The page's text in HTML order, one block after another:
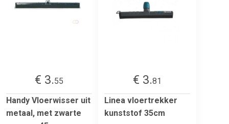
€ 3.55
Handy Vloerwisser uit
metaal, met zwarte
€ 3.81
Linea vloertrekker
kunststof 35cm